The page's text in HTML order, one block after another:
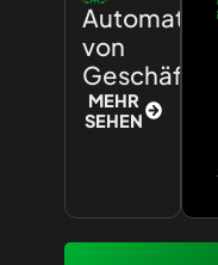
von
MEHR
SEHEN